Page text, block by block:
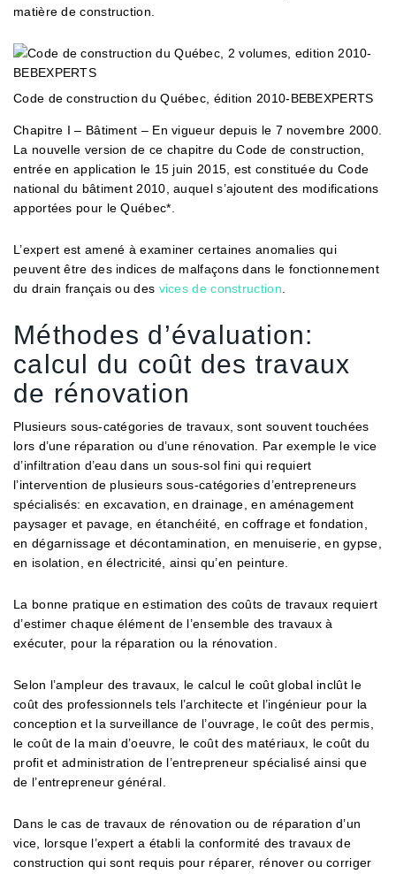
matière de construction.
Code de construction du Québec, édition 2010-BEBEXPERTS
Chapitre I – Bâtiment – En vigueur depuis le 7 novembre 2000.
La nouvelle version de ce chapitre du Code de construction,
entrée en application le 15 juin 2015, est constituée du Code
national du bâtiment 2010, auquel s’ajoutent des modifications
apportées pour le Québec*.
L’expert est amené à examiner certaines anomalies qui
peuvent être des indices de malfaçons dans le fonctionnement
du drain français ou des vices de construction
Méthodes d’évaluation:
calcul du coût des travaux
de rénovation
Plusieurs sous-catégories de travaux, sont souvent touchées
lors d’une réparation ou d’une rénovation. Par exemple le vice
d’infiltration d’eau dans un sous-sol fini qui requiert
l’intervention de plusieurs sous-catégories d’entrepreneurs
spécialisés: en excavation, en drainage, en aménagement
paysager et pavage, en étanchéité, en coffrage et fondation,
en dégarnissage et décontamination, en menuiserie, en gypse,
en isolation, en électricité, ainsi qu’en peinture.
La bonne pratique en estimation des coûts de travaux requiert
d’estimer chaque élément de l’ensemble des travaux à
exécuter, pour la réparation ou la rénovation.
Selon l’ampleur des travaux, le calcul le coût global inclût le
coût des professionnels tels l’architecte et l’ingénieur pour la
conception et la surveillance de l’ouvrage, le coût des permis,
le coût de la main d’oeuvre, le coût des matériaux, le coût du
profit et administration de l’entrepreneur spécialisé ainsi que
de l’entrepreneur général.
Dans le cas de travaux de rénovation ou de réparation d’un
vice, lorsque l’expert a établi la conformité des travaux de
construction qui sont requis pour réparer, rénover ou corriger